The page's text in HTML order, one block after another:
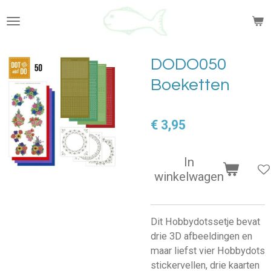
direct
de
hoofdinhoud
DODO050
Boeketten
€ 3,95
In
winkelwagen
Dit Hobbydotssetje bevat
drie 3D afbeeldingen en
maar liefst vier Hobbydots
stickervellen, drie kaarten